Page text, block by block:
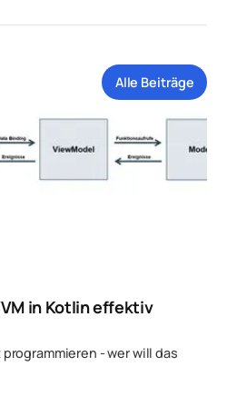
Alle Beiträge
in Kotlin effektiv
- wer will das